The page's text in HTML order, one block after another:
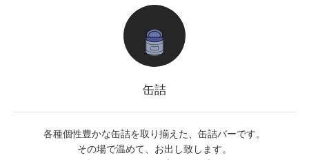
缶詰
各種個性豊かな缶詰を取り揃えた、缶詰バーです。
その場で温めて、お出し致します。